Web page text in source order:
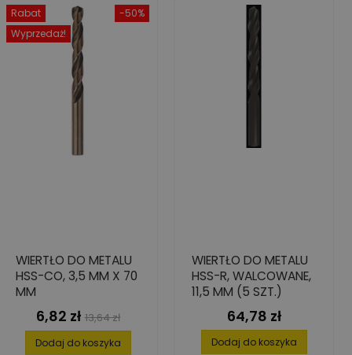
-50%
Rabat
Wyprzedaż!
WIERTŁO DO METALU
HSS-CO, 3,5 MM X 70
MM
Cena
6,82 zł Cena
podstawowa
13,64 zł
Dodaj do koszyka
WIERTŁO DO METALU
HSS-R, WALCOWANE,
11,5 MM (5 SZT.)
Cena
64,78 zł
Dodaj do koszyka